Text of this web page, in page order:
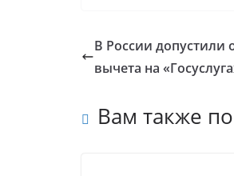
В России допустили
вычета на
Вам также